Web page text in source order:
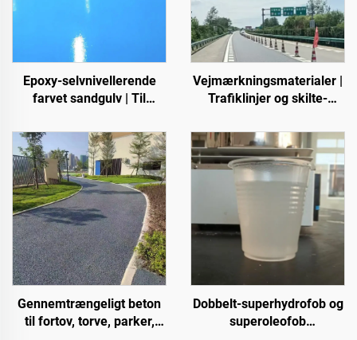
Epoxy-selvnivellerende
farvet sandgulv | Til
og high-end-private
projekter
Vejmærkningsmaterialer |
Trafiklinjer og skilte-
betonveje
Gennemtrængeligt beton
til fortov, torve, parker,
Dobbelt-superhydrofob og
superoleofob